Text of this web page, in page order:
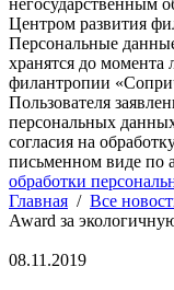
негосударственным
Центром развития
Персональные
хранятся до
филантропии
Пользователя
персональных
согласия на
письменном виде по
обработки
Главная / Все
Award за
08.11.2019